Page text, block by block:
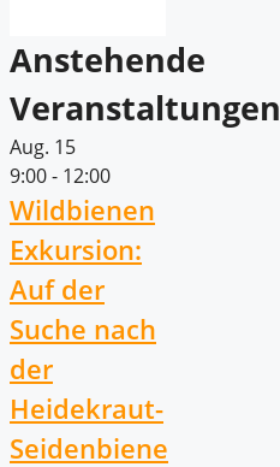
Anstehende
Veranstaltungen
Aug. 15
9:00- 12:00
Wildbienen
Exkursion:
Auf der
Suche nach
der
Heidekraut-
Seidenbiene